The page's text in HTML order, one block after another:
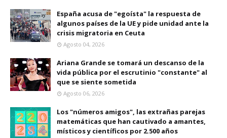
España acusa de "egoísta" la respuesta de
algunos países de la UE y pide unidad ante la
crisis migratoria en Ceuta
Agosto 04, 2026
Ariana Grande se tomará un descanso de la
vida pública por el escrutinio "constante" al
que se siente sometida
Agosto 06, 2026
Los "números amigos", las extrañas parejas
matemáticas que han cautivado a amantes,
místicos y científicos por 2.500 años